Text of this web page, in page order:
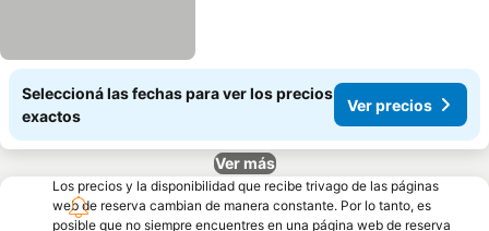
Seleccioná las fechas para ver los precios
exactos
Ver precios
Ver más
Los precios y la disponibilidad que recibe trivago de las páginas
web de reserva cambian de manera constante. Por lo tanto, es
posible que no siempre encuentres en una página web de reserva